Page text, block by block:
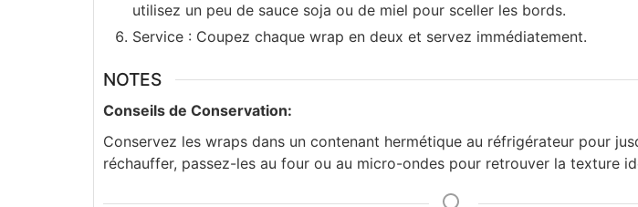
utilisez un peu de sauce soja ou de miel pour sceller les bords.
Service : Coupez chaque wrap en deux et servez immédiatement.
NOTES
Conseils de Conservation:
Conservez les wraps dans un contenant hermétique au réfrigérateur pour
réchauffer, passez-les au four ou au micro-ondes pour retrouver la texture